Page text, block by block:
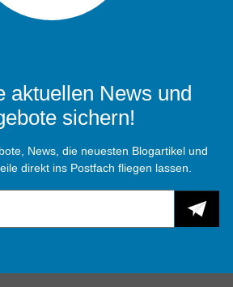
aktuellen News und
sichern!
News, die neuesten Blogartikel und
direkt ins Postfach fliegen lassen.